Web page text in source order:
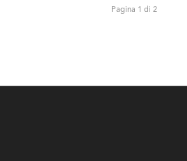
Pagina 1 di 2